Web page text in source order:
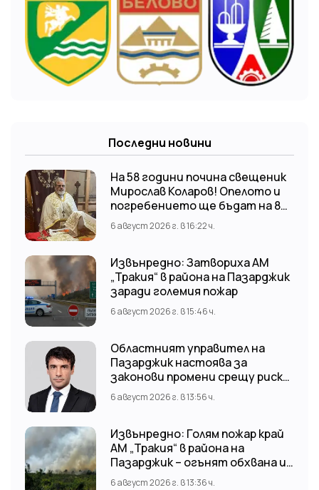
Последни новини
На 58 години почина свещеник
Мирослав Коларов! Опелото и
погребението ще бъдат на 8
август (събота) от 11:00 часа в
храм “Св. Св. Козма и Дамян”, гр.
6 август 2026 г. в 16:22 ч.
Извънредно: Затвориха АМ
„Тракия“ в района на Пазарджик
заради големия пожар
6 август 2026 г. в 15:46 ч.
Областният управител на
Пазарджик настоява за
законови промени срещу риска
от наводнения
6 август 2026 г. в 13:56 ч.
Извънредно: Голям пожар край
АМ „Тракия“ в района на
Пазарджик – огънят обхвана и
лозови масиви
6 август 2026 г. в 13:36 ч.